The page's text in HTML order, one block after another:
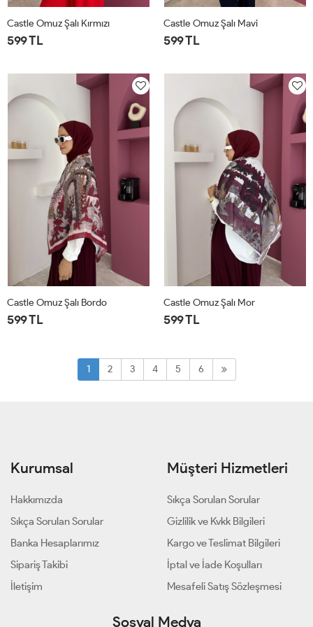
Castle Omuz Şalı Kırmızı
599 TL
Castle Omuz Şalı Mavi
599 TL
Castle Omuz Şalı Bordo
599 TL
Castle Omuz Şalı Mor
599 TL
1 2 3 4 5 6
Kurumsal
Hakkımızda
Sıkça Sorulan Sorular
Banka Hesaplarımız
Sipariş Takibi
İletişim
Müşteri Hizmetleri
Sıkça Sorulan Sorular
Gizlilik ve Kvkk Bilgileri
Kargo ve Teslimat Bilgileri
İptal ve İade Koşulları
Mesafeli Satış Sözleşmesi
Sosyal Medya